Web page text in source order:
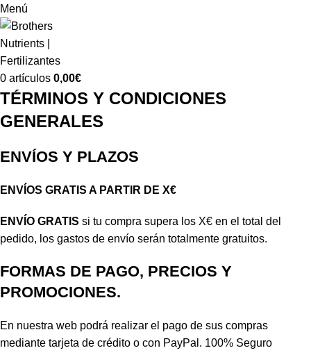
Menú
0 artículos 0,00€
TÉRMINOS Y CONDICIONES
GENERALES
ENVÍOS Y PLAZOS
ENVÍOS GRATIS A PARTIR DE X€
ENVÍO GRATIS si tu compra supera los X€ en el total del
pedido, los gastos de envío serán totalmente gratuitos.
FORMAS DE PAGO, PRECIOS Y
PROMOCIONES.
En nuestra web podrá realizar el pago de sus compras
mediante tarjeta de crédito o con PayPal. 100% Seguro